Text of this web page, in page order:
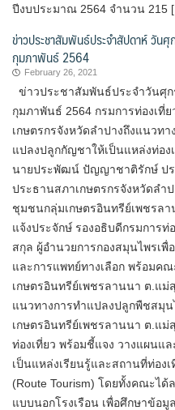
ปีงบประมาณ 2564 จำนวน 215
ข่าวประชาสัมพันธ์ประจำสัปดาห์ วัน
กุมภาพันธ์ 2564
February 26, 2021
ข่าวประชาสัมพันธ์ประจำวันศุก
กุมภาพันธ์ 2564 กรมการท่องเที่
เกษตรกรจังหวัดลำปางถึงแนวทา
แปลงปลูกกัญชาให้เป็นแหล่ง
นายประพัฒน์ ปัญญาชาติรักษ์ ปร
ประธานสภาเกษตรกรจังหวัดลำ
ชุมชนกลุ่มเกษตรอินทรีย์เพชรล
แจ้งประจักษ์ รองอธิบดีกรมการ
สกุล ผู้อำนวยการกองสมุนไพรเพื่
และการแพทย์ทางเลือก พร้อม
เกษตรอินทรีย์เพชรลานนา ต.แม่
แนวทางการทำแปลงปลูกพืชสมุ
เกษตรอินทรีย์เพชรลานนา ต.แม่
ท่องเที่ยว พร้อมชี้แจง วางแผน
เป็นแหล่งเรียนรู้และสถานที่ท่อง
(Route Tourism) โดยทั้งคณะไ
แบบนอกโรงเรือน เพื่อศึกษาข้อ